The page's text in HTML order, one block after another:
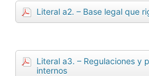
Literal a2. – Base legal que
Literal a3. – Regulaciones y
internos